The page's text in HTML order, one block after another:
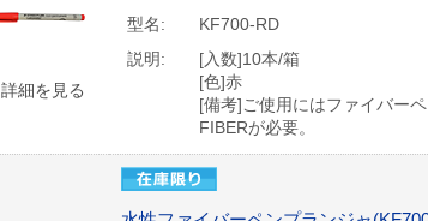
詳細を見る
型名:
KF700-RD
説明:
[入数]10本/箱
[色]赤
[備考]ご使用にはファイバー
FIBERが必要。